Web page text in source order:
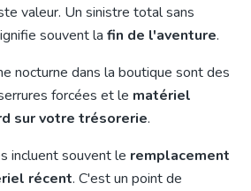
valeur. Un sinistre total sans
souvent la fin de l'aventure.
nocturne dans la boutique sont des
forcées et le matériel
sur votre trésorerie.
incluent souvent le remplacement
récent. C'est un point de